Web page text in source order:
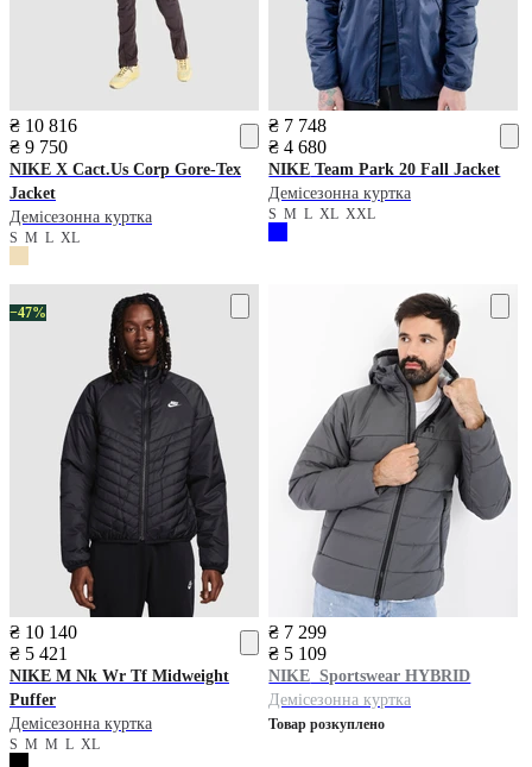
₴ 10 816
₴ 9 750
NIKE X Cact.Us Corp Gore-Tex
Jacket
Демісезонна куртка
S M L XL
₴ 7 748
₴ 4 680
NIKE Team Park 20 Fall Jacket
Демісезонна куртка
SMLXLXXL
−47%
₴ 10 140
₴ 5 421
NIKE M Nk Wr Tf Midweight
Puffer
Демісезонна куртка
S M M L XL
₴ 7 299
₴ 5 109
NIKE Sportswear HYBRID
Демісезонна куртка
Товар розкуплено